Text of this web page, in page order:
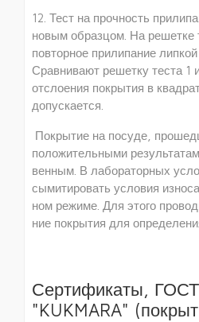
12. Тест на прочность
новым образцом. На решетке
повторное прилипание
Сравни­вают решетку теста 1
отслоения покрытия в
допускается.
Покрытие на посуде,
положительными
венным. В лабораторных
сымитировать условия
ном режиме. Для этого
ние покрытия для
Сертификаты,
"KUKMARA"